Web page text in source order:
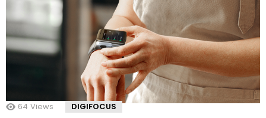
64 Views DIGIFOCUS